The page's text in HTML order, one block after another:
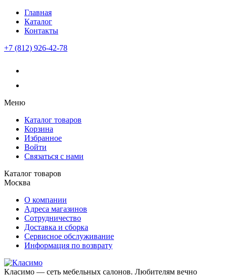
Главная
Каталог
Контакты
+7 (812) 926-42-78
Меню
Каталог товаров
Корзина
Избранное
Войти
Связаться с нами
Каталог товаров
Москва
О компании
Адреса магазинов
Сотрудничество
Доставка и сборка
Сервисное обслуживание
Информация по возврату
Класимо — cеть мебельных салонов. Любителям вечно